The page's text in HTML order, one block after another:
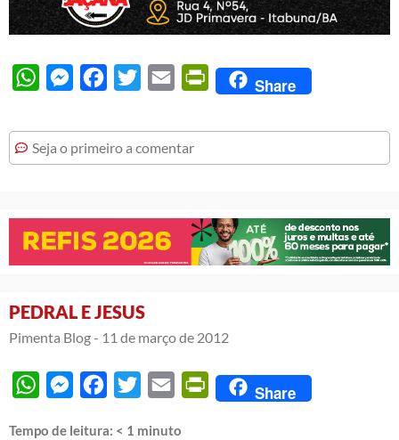
WhatsAppMessengerFacebook
Twitter Email PrintFriendly
Share
Seja o primeiro a comentar
PEDRAL E JESUS
Pimenta Blog - 11 de março de 2012
WhatsAppMessengerFacebook
Twitter Email PrintFriendly
Share
Tempo de leitura: < 1 minuto